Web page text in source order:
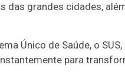
grandes cidades,
Único de Saúde, o
para